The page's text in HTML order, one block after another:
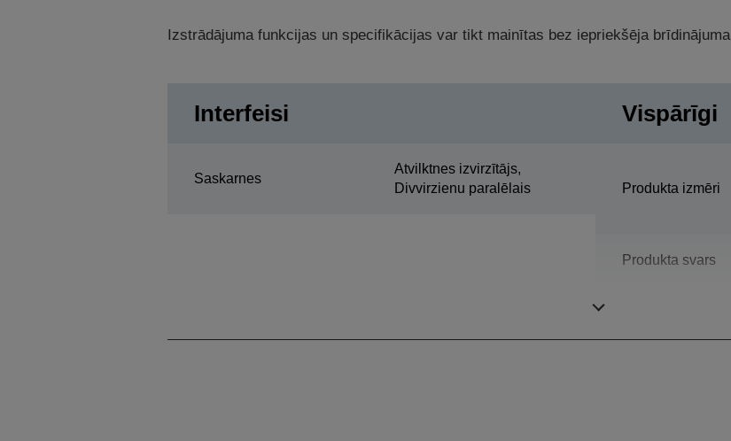
Izstrādājuma funkcijas un specifikācijas var tikt mainītas bez iepriekšēja brīdinājuma
Interfeisi
Saskarnes
Atvilktnes izvirzītājs,
Divvirzienu paralēlais
Vispārīgi
Produkta izmēri
Produkta svars